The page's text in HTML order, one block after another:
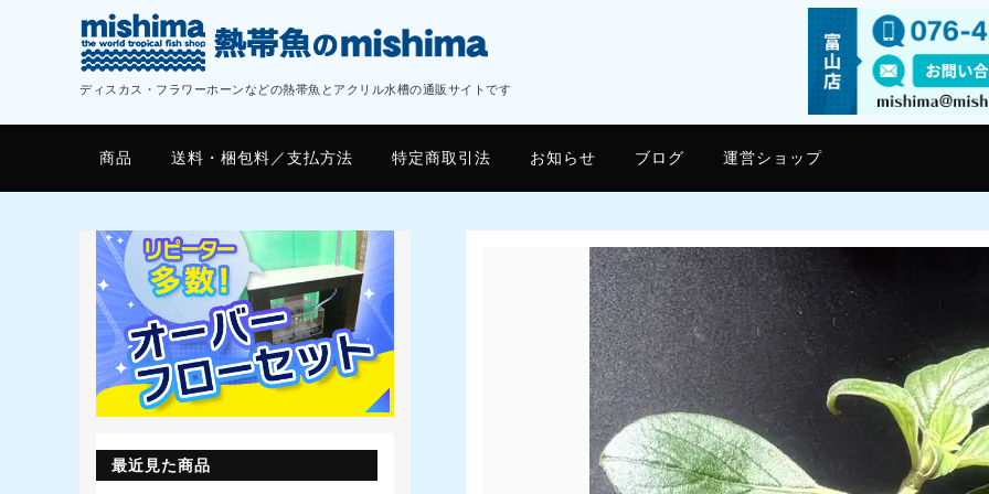
ディスカス・フラワーホーンなどの熱帯魚とアクリル水槽の通販サイトです
商品 送料・梱包料／支払方法 特定商取引法 お知らせ ブログ 運営ショップ
最近見た商品